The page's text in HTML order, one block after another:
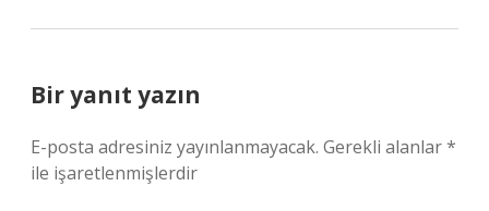
Bir yanıt yazın
E-posta adresiniz yayınlanmayacak. Gerekli alanlar*
ile işaretlenmişlerdir